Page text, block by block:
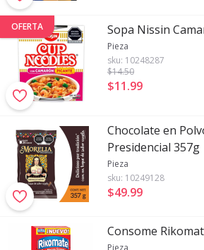
OFERTA Sopa Nissin
Pieza
sku: 10248287
$14.50
$11.99
Chocolate en
Presidencial 357g
Pieza
sku: 10249128
$49.99
Consome
Pieza